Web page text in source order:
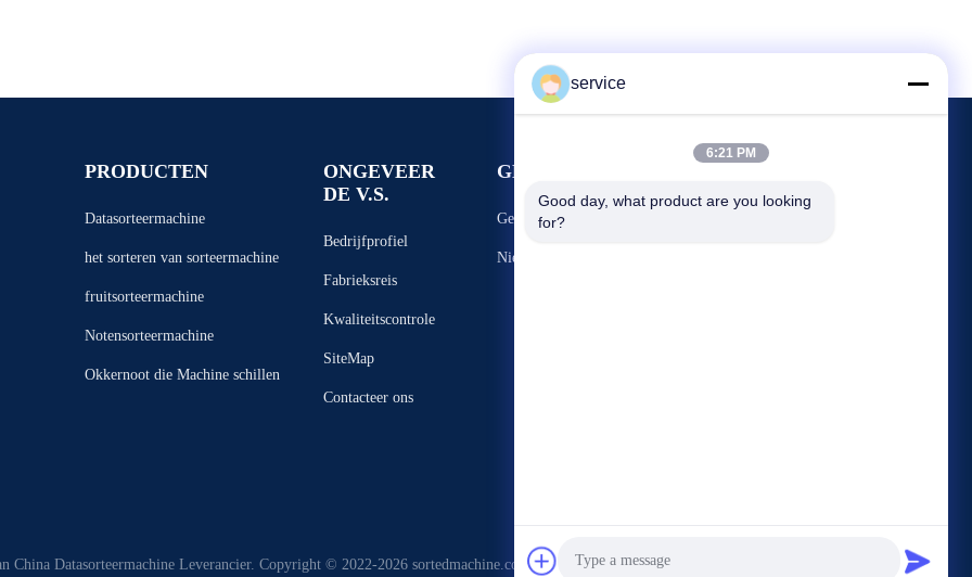
PRODUCTEN
Datasorteermachine
het sorteren van sorteermachine
fruitsorteermachine
Notensorteermachine
Okkernoot die Machine schillen
ONGEVEER
DE V.S.
Bedrijfprofiel
Fabrieksreis
Kwaliteitscontrole
SiteMap
Contacteer ons
GEBEURTENISSEN
Gevallen
Nieuws
China Datasorteermachine Leverancier. Copyright © 2022-2026 sortedmachine.com . Alle rechten voorbehoudena.
service
6:21 PM
Good day, what product are you looking
for?